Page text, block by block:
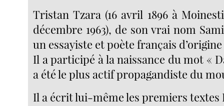
Tristan Tzara (16 avril 1896 à
décembre 1963), de son vrai nom
un essayiste et poète français
Il a participé à la naissance du mot «
a été le plus actif propagandiste du
Il a écrit lui-même les premiers textes